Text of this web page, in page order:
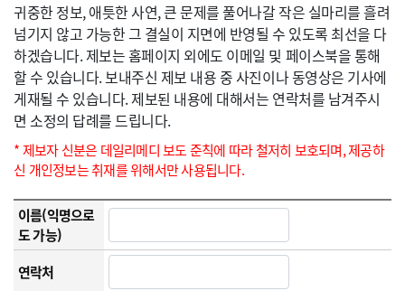
귀중한 정보, 애틋한 사연, 큰 문제를 풀어나갈 작은 실마리를 흘려
넘기지 않고 가능한 그 결실이 지면에 반영될 수 있도록 최선을 다
하겠습니다. 제보는 홈페이지 외에도 이메일 및 페이스북을 통해
할 수 있습니다. 보내주신 제보 내용 중 사진이나 동영상은 기사에
게재될 수 있습니다. 제보된 내용에 대해서는 연락처를 남겨주시
면 소정의 답례를 드립니다.
* 제보자 신분은 데일리메디 보도 준칙에 따라 철저히 보호되며, 제공하
신 개인정보는 취재를 위해서만 사용됩니다.
이름(익명으로
도 가능)
연락처